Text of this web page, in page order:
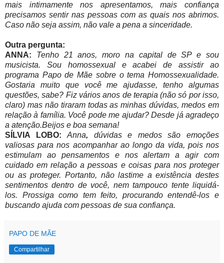
mais intimamente nos apresentamos, mais confiança
precisamos sentir nas pessoas com as quais nos abrimos.
Caso não seja assim, não vale a pena a sinceridade.
Outra pergunta:
ANNA:
Tenho 21 anos, moro na capital de SP e sou
musicista. Sou homossexual e acabei de assistir ao
programa Papo de Mãe sobre o tema Homossexualidade.
Gostaria muito que você me ajudasse, tenho algumas
questões, sabe? Fiz vários anos de terapia (não só por isso,
claro) mas não tiraram todas as minhas dúvidas, medos em
relação à família. Você pode me ajudar? Desde já agradeço
a atenção.Beijos e boa semana!
SÍLVIA LOBO:Anna, dúvidas e medos são emoções
valiosas para nos acompanhar ao longo da vida, pois nos
estimulam ao pensamentos e nos alertam a agir com
cuidado em relação a pessoas e coisas para nos proteger
ou as proteger. Portanto, não lastime a existência destes
sentimentos dentro de você, nem tampouco tente liquidá-
los. Prossiga como tem feito, procurando entendê-los e
buscando ajuda com pessoas de sua confiança.
PAPO DE MÃE
Compartilhar